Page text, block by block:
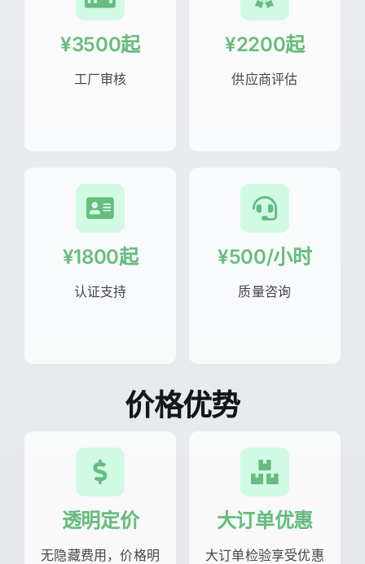
¥3500起
工厂审核
¥2200起
供应商评估
¥1800起
认证支持
¥500/小时
质量咨询
价格优势
透明定价
无隐藏费用，价格明
大订单优惠
大订单检验享受优惠